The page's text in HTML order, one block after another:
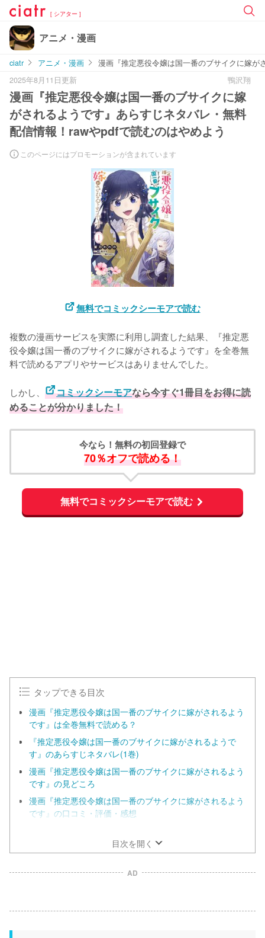
[ シアター ]
アニメ・漫画
ciatr アニメ・漫画
漫画『推定悪役令嬢は国一番のブサイクに嫁
2025年8月11日更新
鴨沢翔
漫画『推定悪役令嬢は国一番のブサイクに嫁
がされるようです』あらすじネタバレ・無料
配信情報！rawやpdfで読むのはやめよう
このページにはプロモーションが含まれています
無料でコミックシーモアで読む
複数の漫画サービスを実際に利用し調査した結果、『推定悪
役令嬢は国一番のブサイクに嫁がされるようです』を全巻無
料で読めるアプリやサービスはありませんでした。
しかし、 コミックシーモアなら今すぐ1冊目をお得に読
めることが分かりました！
今なら！無料の初回登録で
70％オフで読める！
無料でコミックシーモアで読む
タップできる目次
漫画『推定悪役令嬢は国一番のブサイクに嫁がされるよう
です』は全巻無料で読める？
『推定悪役令嬢は国一番のブサイクに嫁がされるようで
す』のあらすじネタバレ(1巻)
漫画『推定悪役令嬢は国一番のブサイクに嫁がされるよう
です』の見どころ
漫画『推定悪役令嬢は国一番のブサイクに嫁がされるよう
です』の口コミ・評価・感想
です』をお得に読める漫画サイト一覧
目次を開く
AD